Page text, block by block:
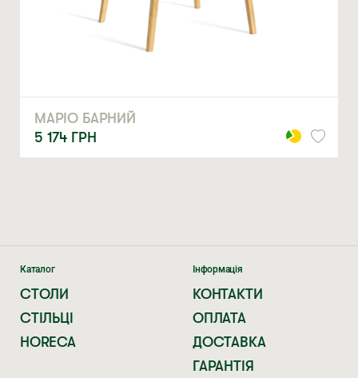
МАРІО БАРНИЙ
5 174 ГРН
Каталог
СТОЛИ
СТІЛЬЦІ
HORECA
Інформація
КОНТАКТИ
ОПЛАТА
ДОСТАВКА
ГАРАНТІЯ